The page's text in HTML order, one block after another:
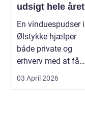
udsigt hele året
En vinduespudser i
Ølstykke hjælper
både private og
erhverv med at få
rene ...
03 April 2026